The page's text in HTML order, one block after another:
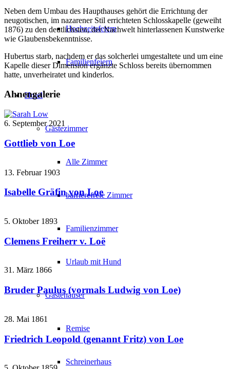
Hochzeitsfeiern
Familienfeiern
Hotel
Gästezimmer
Alle Zimmer
barrierefreie Zimmer
Familienzimmer
Urlaub mit Hund
Gästehäuser
Remise
Schreinerhaus
Neben dem Umbau des Haupthauses gehört die Errichtung der
neugotischen, im nazarener Stil errichteten Schlosskapelle (geweiht
1876) zu den deutlichsten, der Nachwelt hinterlassenen Kunstwerke
wie Glaubensbekenntnisse.
Hubertus starb, nachdem er das solcherlei umgestaltete und um eine
Kapelle dieser Dimension ergänzte Schloss bereits übernommen
hatte, unverheiratet und kinderlos.
Ahnengalerie
6. September 2021
Gottlieb von Loe
13. Februar 1903
Isabelle Gräfin von Loe
5. Oktober 1893
Clemens Freiherr v. Loë
31. März 1866
Bruder Paulus (vormals Ludwig von Loe)
28. Mai 1861
Friedrich Leopold (genannt Fritz) von Loe